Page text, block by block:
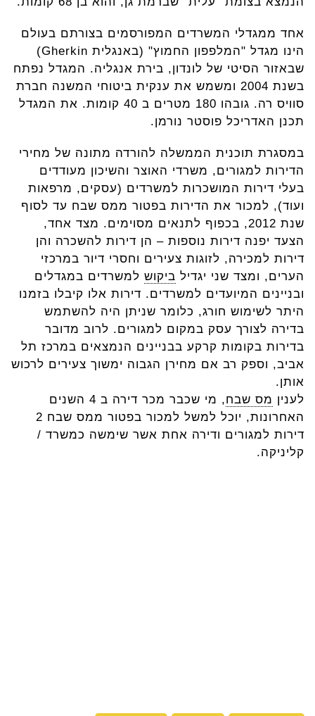
אחד ממגדלי המשרדים המפורסמים בצורתם בעולם
הינו מגדל "המלפפון החמוץ" (באנגלית Gherkin)
שבאזור הסיטי של לונדון, בירת אנגליה. המגדל נפתח
בשנת 2004 ומשמש את ענקית ביטוחי המשנה חברת
סוויס רה. גובהו 180 מטרים ב 40 קומות. את המגדל
תכנן האדריכל פוסטר נורמן.
במסגרת תוכנית הממשלה להורדה מתונה של מחירי
הדירות למגורים, משרדי האוצר והשיכון מעודדים
בעלי דירות המושכרות למשרדים (עסקים, מרפאות
ועוד), למכור את הדירות בפטור ממס שבח עד לסוף
שנת 2012, בכפוף לתנאים מסוימים. מצד אחד,
הצעד יפנה דירות נוספות – הן דירות להשכרה והן
דירות למכירה, לזוגות צעירים וחסרי דיור במרכזי
הערים, ומצד שני יגדיל ביקוש למשרדים במגדלים
ובניינים המיועדים למשרדים. דירות אלו קיבלו בזמנו
היתר לשימוש חורג, כלומר שניתן היה להשתמש
בדירה לצורך עסק במקום למגורים. לרוב מדובר
בדירות בקומות קרקע בבניינים הנמצאים במרכז תל
אביב, וספק רב אם מחירן הגבוה ימשוך צעירים לרכוש
אותן.
לענין מס שבח
, מי שכבר מכר דירה ב 4 השנים
האחרונות, יוכל למשל למכור בפטור ממס שבח 2
דירות למגורים ודירה אחת אשר שימשה כמשרד /
קליניקה.